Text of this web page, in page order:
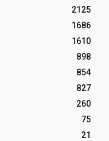
2125
1686
1610
898
854
827
260
75
21